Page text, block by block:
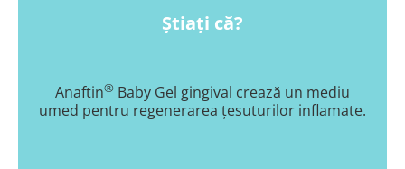
Știați că?
Anaftin® Baby Gel gingival crează un mediu
umed pentru regenerarea țesuturilor inflamate.